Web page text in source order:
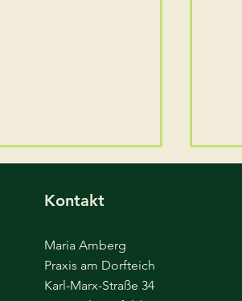
15.05.
nach Himmelfahrt
Praxis geschlossen.
sind wir wieder wie
für Sie da!
Kontakt
Maria Amberg
Praxis am Dorfteich
Karl-Marx-Straße 34